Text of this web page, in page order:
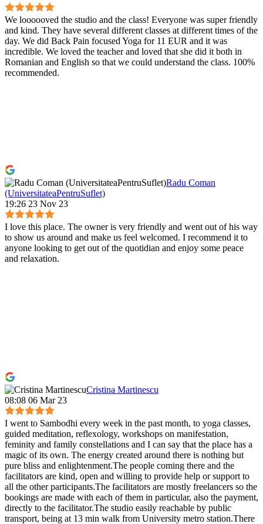
We loooooved the studio and the class! Everyone was super friendly
and kind. They have several different classes at different times of the
day. We did Back Pain focused Yoga for 11 EUR and it was
incredible. We loved the teacher and loved that she did it both in
Romanian and English so that we could understand the class. 100%
recommended.
Radu Coman
(UniversitateaPentruSuflet)
19:26 23 Nov 23
I love this place. The owner is very friendly and went out of his way
to show us around and make us feel welcomed. I recommend it to
anyone looking to get out of the quotidian and enjoy some peace
and relaxation.
Cristina Martinescu
08:08 06 Mar 23
I went to Sambodhi every week in the past month, to yoga classes,
guided meditation, reflexology, workshops on manifestation,
feminity and family constellations and I can say that the place has a
magic of its own. The energy created around there is nothing but
pure bliss and enlightenment.The people coming there and the
facilitators are kind, open and willing to provide help or support to
all the other participants.The facilitators are mostly freelancers so the
bookings are made with each of them in particular, also the payment,
directly to the facilitator.The studio easily reachable by public
transport, being at 13 min walk from University metro station.There